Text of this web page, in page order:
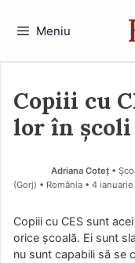
Meniu
Copiii cu
lor în școli
Adriana Coteț •
(Gorj) • România
4
Copiii cu CES sunt
orice școală. Ei sunt
nu sunt capabili să se